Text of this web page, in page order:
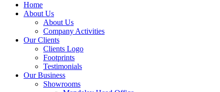
Home
About Us
About Us
Company Activities
Our Clients
Clients Logo
Footprints
Testimonials
Our Business
Showrooms